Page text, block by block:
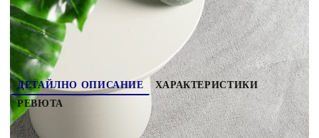
ДЕТАЙЛНО ОПИСАНИЕ
ХАРАКТЕРИСТИКИ
РЕВЮТА